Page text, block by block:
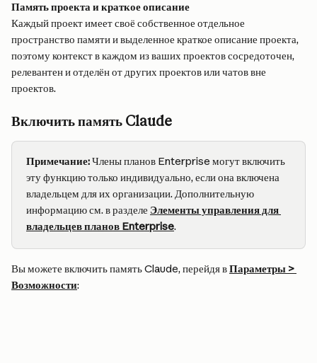
Память проекта и краткое описание
Каждый проект имеет своё собственное отдельное
пространство памяти и выделенное краткое описание проекта,
поэтому контекст в каждом из ваших проектов сосредоточен,
релевантен и отделён от других проектов или чатов вне
проектов.
Включить память Claude
Примечание: Члены планов Enterprise могут включить
эту функцию только индивидуально, если она включена
владельцем для их организации. Дополнительную
информацию см. в разделе Элементы управления для
владельцев планов Enterprise.
Вы можете включить память Claude, перейдя в Параметры >
Возможности: